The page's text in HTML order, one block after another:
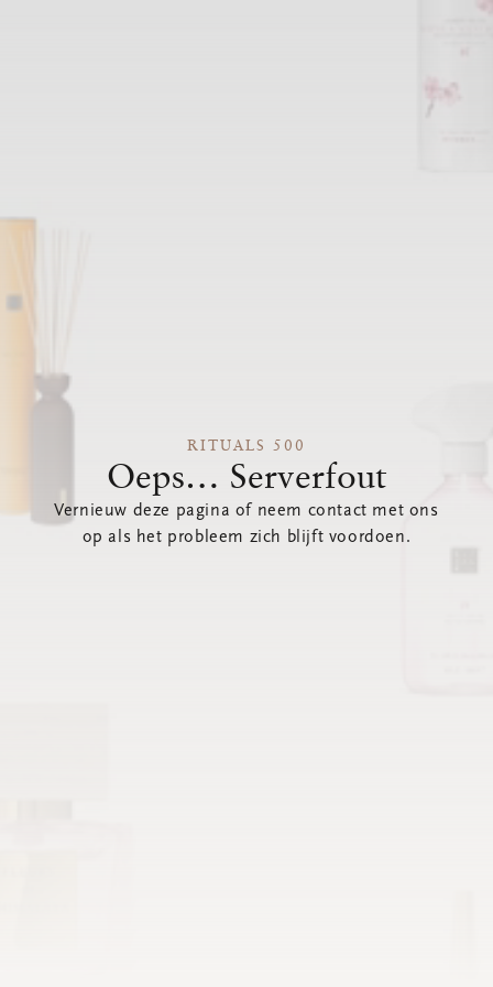
RITUALS 500
Oeps… Serverfout
Vernieuw deze pagina of neem contact met ons
op als het probleem zich blijft voordoen.